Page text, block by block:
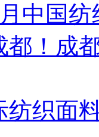
中国
都！成
纺织面